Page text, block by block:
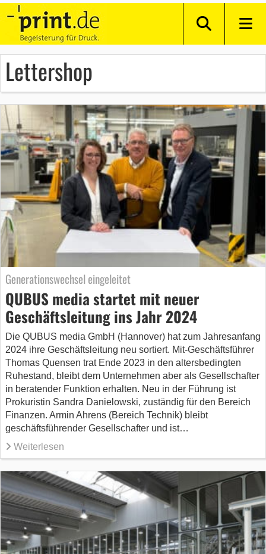
Lettershop
Generationswechsel eingeleitet
QUBUS media startet mit neuer
Geschäftsleitung ins Jahr 2024
Die QUBUS media GmbH (Hannover) hat zum Jahresanfang
2024 ihre Geschäftsleitung neu sortiert. Mit-Geschäftsführer
Thomas Quensen trat Ende 2023 in den altersbedingten
Ruhestand, bleibt dem Unternehmen aber als Gesellschafter
in beratender Funktion erhalten. Neu in der Führung ist
Prokuristin Sandra Danielowski, zuständig für den Bereich
Finanzen. Armin Ahrens (Bereich Technik) bleibt
geschäftsführender Gesellschafter und ist…
Weiterlesen